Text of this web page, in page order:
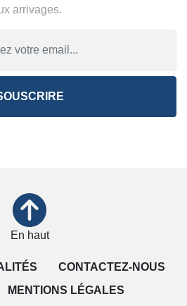
arrivages.
CONTACTEZ-NOUS
MENTIONS LÉGALES
En haut